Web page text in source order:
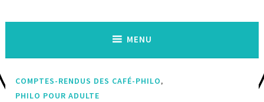
MENU
COMPTES-RENDUS DES CAFÉ-PHILO,
PHILO POUR ADULTE